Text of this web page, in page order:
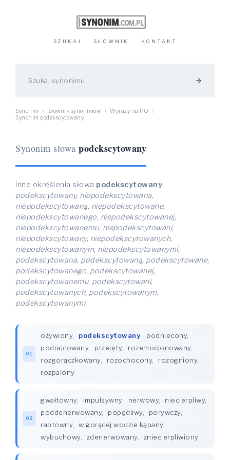
SZUKAJ SŁOWNIK KONTAKT
arrow_forward
Synonim \ Słownik synonimów \ Wyrazy na PO \
Synonim podekscytowany
Synonim słowa podekscytowany
Inne określenia słowa podekscytowany:
podekscytowany, niepodekscytowana,
niepodekscytowaną, niepodekscytowane,
niepodekscytowanego, niepodekscytowanej,
niepodekscytowanemu, niepodekscytowani,
niepodekscytowany, niepodekscytowanych,
niepodekscytowanym, niepodekscytowanymi,
podekscytowana, podekscytowaną, podekscytowane,
podekscytowanego, podekscytowanej,
podekscytowanemu, podekscytowani,
podekscytowanych, podekscytowanym,
podekscytowanymi
01
ożywiony, podekscytowany, podniecony,
podrajcowany, przejęty, rozemocjonowany,
rozgorączkowany, rozochocony, rozogniony,
rozpalony
02
gwałtowny, impulsywny, nerwowy, niecierpliwy,
poddenerwowany, popędliwy, porywczy,
raptowny, w gorącej wodzie kąpany,
wybuchowy, zdenerwowany, zniecierpliwiony